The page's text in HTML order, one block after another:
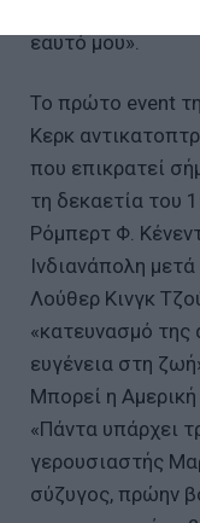
εαυτό μου».
Το πρώτο event
Κερκ
που επικρατεί
τη δεκαετία του
Ρόμπερτ Φ.
Ινδιανάπολη
Λούθερ Κινγκ
«κατευνασμό της
ευγένεια στη
Μπορεί η Αμερική
«Πάντα υπάρχει
γερουσιαστής
σύζυγος, πρώην